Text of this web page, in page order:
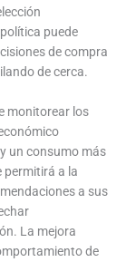
puede
de compra
de cerca.
monitorear los
un consumo más
permitirá a la
a sus
La mejora
de